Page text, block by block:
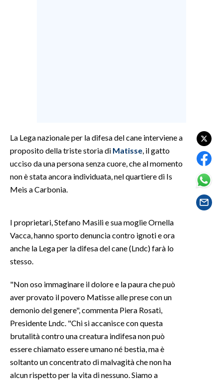
SPETTACOLI
GOSSIP
SARDI NEL MONDO
NOTIZIE
EVENTI
#CARAUNIONE
3 MINUTI CON
INSULARITÀ
INFO AZIENDE
ABBONATI
La Lega nazionale per la difesa del cane interviene a
proposito della triste storia di Matisse , il gatto
ucciso da una persona senza cuore, che al momento
non è stata ancora individuata, nel quartiere di Is
Meis a Carbonia.
I proprietari, Stefano Masili e sua moglie Ornella
Vacca, hanno sporto denuncia contro ignoti e ora
anche la Lega per la difesa del cane (Lndc) farà lo
stesso.
"Non oso immaginare il dolore e la paura che può
aver provato il povero Matisse alle prese con un
demonio del genere", commenta Piera Rosati,
Presidente Lndc. "Chi si accanisce con questa
brutalità contro una creatura indifesa non può
essere chiamato essere umano né bestia, ma è
soltanto un concentrato di malvagità che non ha
alcun rispetto per la vita di nessuno. Siamo a